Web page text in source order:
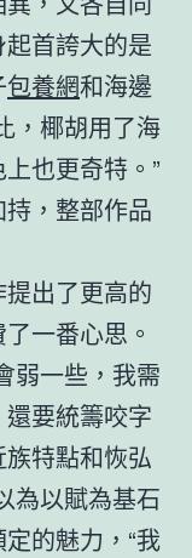
首誇大的是
包養網和海邊
，椰胡用了海
也更奇特。”
，整部作品
出了更高的
一番心思。
弱一些，我需
要統籌咬字
特點和恢弘
為以賦為基石
的魅力，“我